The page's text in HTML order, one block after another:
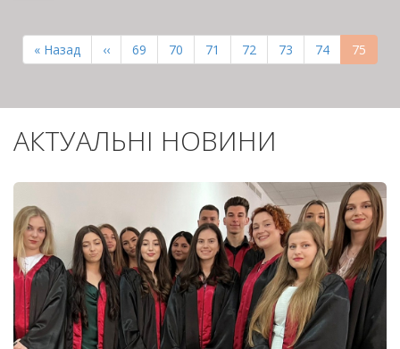
СТОРІНКИ
Перша
сторінка
« Назад
Попередня
сторінка
‹‹ Page
69 Page
70 Page
71 Page
72 Page
73 Page
74 75
АКТУАЛЬНІ НОВИНИ